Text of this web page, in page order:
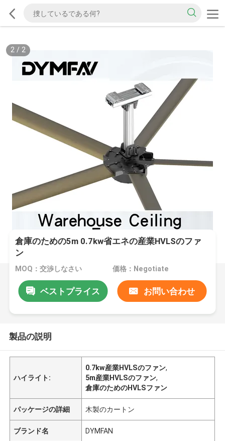
2/ 2
倉庫のための5m 0.7kw省エネの産業HVLSのファ
ン
MOQ：交渉しなさい 価格：Negotiate
ベストプライス お問い合わせ
製品の説明
ハイライト:
0.7kw産業HVLSのファン,
5m産業HVLSのファン,
倉庫のためのHVLSファン
パッケージの詳細 木製のカートン
ブランド名 DYMFAN